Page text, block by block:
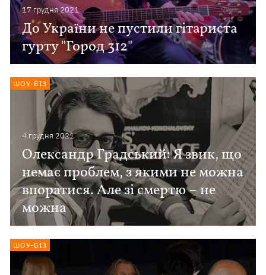
17 грудня 2021
До України не пустили гітариста
гурту "Город 312"
4 грудня 2021
Олександр Градський: Я звик, що
немає проблем, з якими не можна
впоратися. Але зі смертю – не
можна
ШОУ-БІЗ
ШОУ-БІЗ